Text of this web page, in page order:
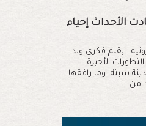
الأحداث إحياء
- بقلم فكري ولد
الأخيرة
سبتة، وما رافقها
من